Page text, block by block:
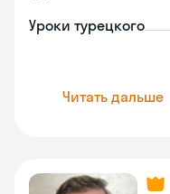
Уроки турецкого
Читать дальше